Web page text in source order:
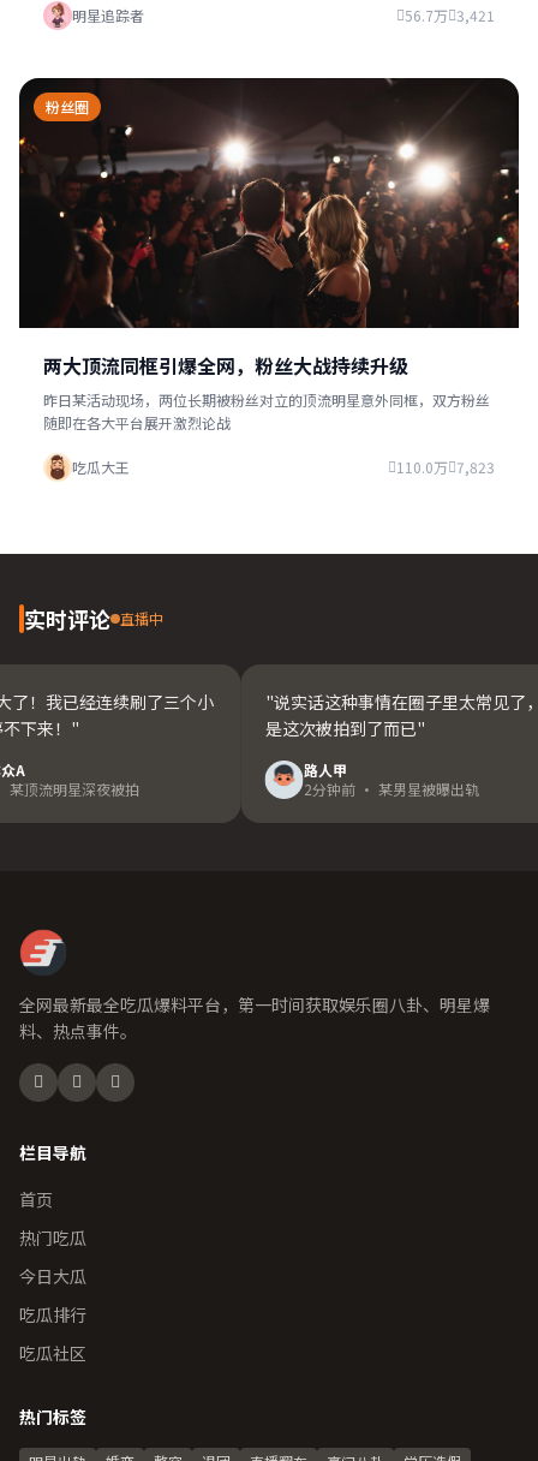
明星追踪者 56.7万 3,421
粉丝圈
两大顶流同框引爆全网，粉丝大战持续升级
昨日某活动现场，两位长期被粉丝对立的顶流明星意外同框，双方粉丝
随即在各大平台展开激烈论战
吃瓜大王 110.0万 7,823
实时评论 直播中
了！我已经连续刷了三个小
下来！"
A
顶流明星深夜被拍
"说实话这种事情在圈子里太常见了
是这次被拍到了而已"
路人甲
2分钟前 · 某男星被曝出轨
全网最新最全吃瓜爆料平台，第一时间获取娱乐圈八卦、明星爆
料、热点事件。
栏目导航
首页
热门吃瓜
今日大瓜
吃瓜排行
吃瓜社区
热门标签